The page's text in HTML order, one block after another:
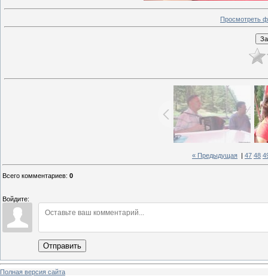
Просмотреть
« Предыдущая 47 48
Всего комментариев: 0
Войдите:
Отправить
Полная версия сайта